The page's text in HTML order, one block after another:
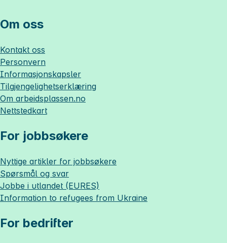
Om oss
Kontakt oss
Personvern
Informasjonskapsler
Tilgjengelighetserklæring
Om arbeidsplassen.no
Nettstedkart
For jobbsøkere
Nyttige artikler for jobbsøkere
Spørsmål og svar
Jobbe i utlandet (EURES)
Information to refugees from Ukraine
For bedrifter